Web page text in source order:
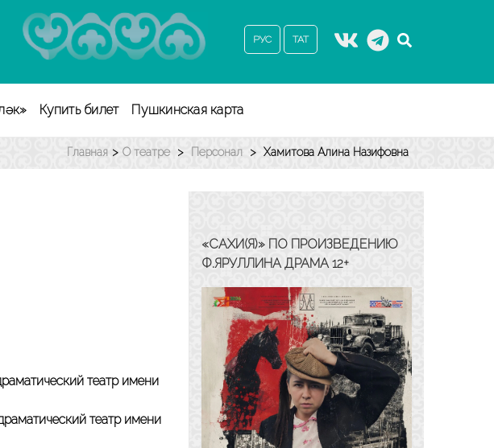
РУС ТАТ
Купить билет Пушкинская карта
Главная > О театре > Персонал > Хамитова Алина Назифовна
театр имени
театр имени
«САХИ(Я)» ПО ПРОИЗВЕДЕНИЮ
Ф.ЯРУЛЛИНА ДРАМА 12+